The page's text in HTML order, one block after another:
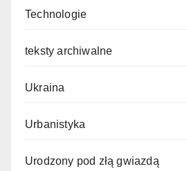
Technologie
teksty archiwalne
Ukraina
Urbanistyka
Urodzony pod złą gwiazdą